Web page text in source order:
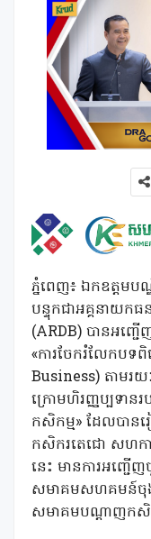
ភ្នំពេញ៖ ឯកឧត្តមប
បន្ទុកជាអគ្គនាយក
(ARDB) បានអញ្ជ
«ការចែករំលែកប
Business) តាមរយៈ​
ក្រោមហិរញ្ញប្បទាន
កសិកម្ម» ដែលបា
កសិករតេជោ សហកា
នេះ មានការអញ្ជ
សមាគម​សហគមន៍ចុង
សមាគមបណ្តាញកសិ